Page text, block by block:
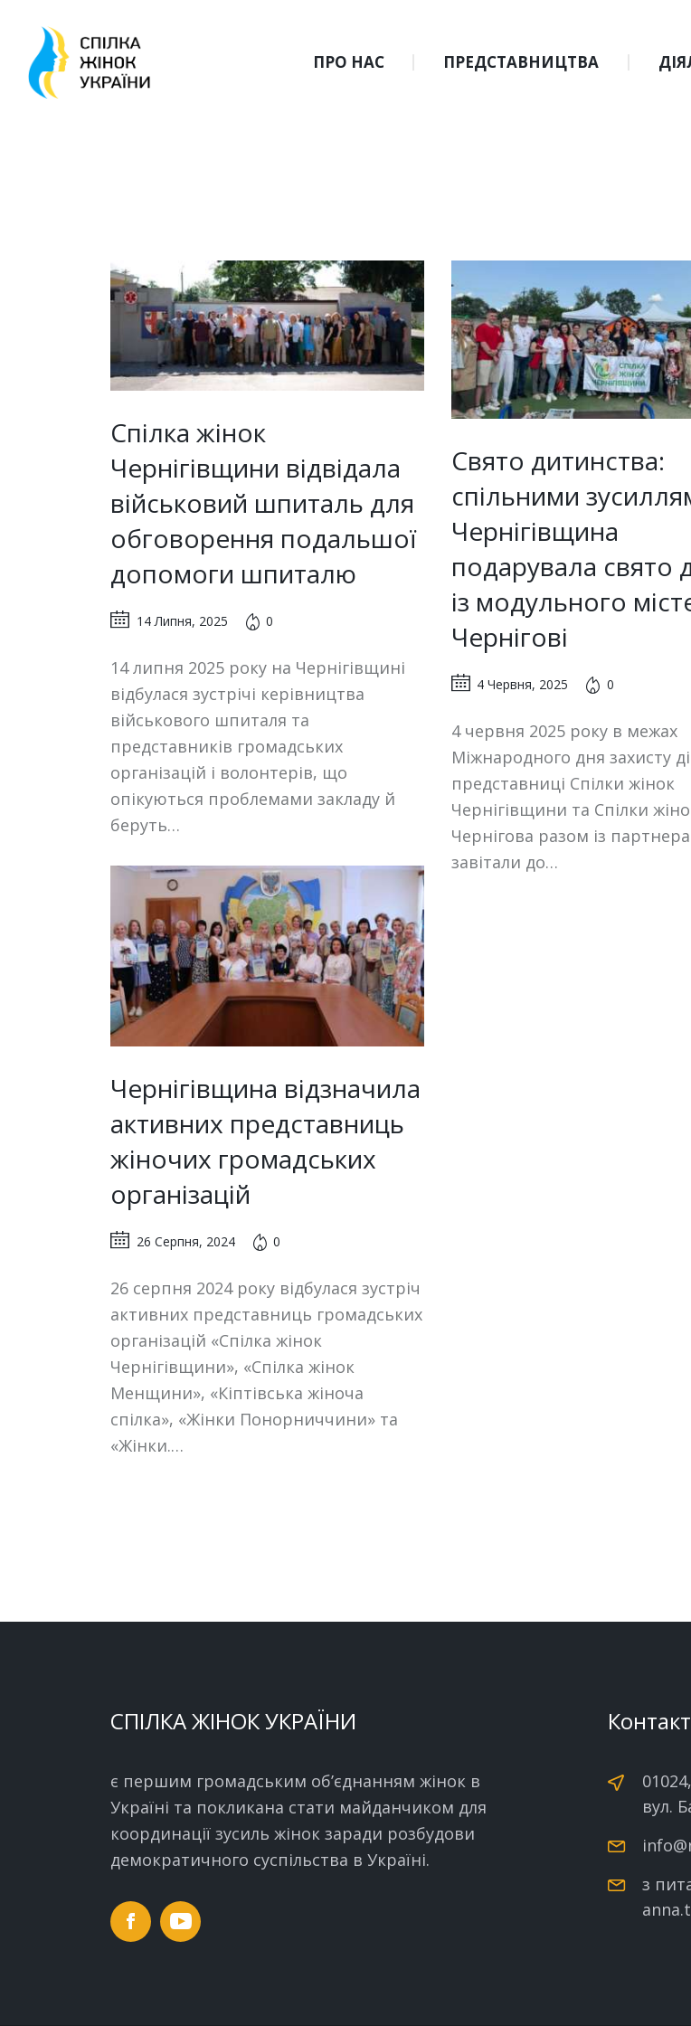
ПРО НАС ПРЕДСТАВНИЦТВА
Спілка жінок
Чернігівщини відвідала
військовий шпиталь для
обговорення подальшої
допомоги шпиталю
14 Липня, 2025 0
14 липня 2025 року на Чернігівщині
відбулася зустрічі керівництва
військового шпиталя та
представників громадських
організацій і волонтерів, що
опікуються проблемами закладу й
беруть…
Свято дитинства:
спільними
Чернігівщина
подарувала свято
із модульного
Чернігові
4 Червня, 2025 0
4 червня 2025 року в межах
Міжнародного дня захисту
представниці Спілки жінок
Чернігівщини та Спілки
Чернігова разом із
завітали до…
Чернігівщина відзначила
активних представниць
жіночих громадських
організацій
26 Серпня, 2024 0
26 серпня 2024 року відбулася зустріч
активних представниць громадських
організацій «Спілка жінок
Чернігівщини», «Спілка жінок
Менщини», «Кіптівська жіноча
спілка», «Жінки Понорниччини» та
«Жінки.…
СПІЛКА ЖІНОК УКРАЇНИ
є першим громадським об’єднанням жінок в
Україні та покликана стати майданчиком для
координації зусиль жінок заради розбудови
демократичного суспільства в Україні.
вул.
з